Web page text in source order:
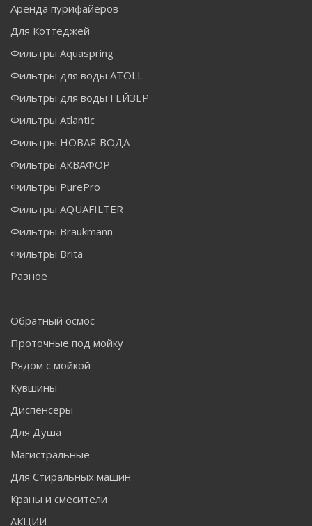
Аренда пурифайеров
Для Коттеджей
Фильтры Aquaspring
Фильтры для воды ATOLL
Фильтры для воды ГЕЙЗЕР
Фильтры Atlantic
Фильтры НОВАЯ ВОДА
Фильтры АКВАФОР
Фильтры PurePro
Фильтры AQUAFILTER
Фильтры Braukmann
Фильтры Brita
Разное
----------------------------
Обратный осмос
Проточные под мойку
Рядом с мойкой
Кувшины
Диспенсеры
Для Душа
Магистральные
Для Стиральных машин
Краны и смесители
АКЦИИ